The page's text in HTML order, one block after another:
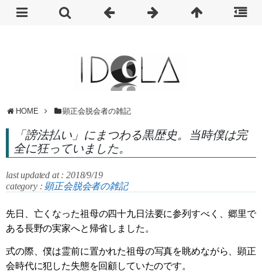
HOME 顕正会脱会者の雑記
「謗法払い」にまつわる黒歴史。当時僕は完
全に狂っていました。
last updated at : 2018/9/19
category : 顕正会脱会者の雑記
先日、亡くなった祖母の四十九日法要に参列すべく、郷里で
ある長野の実家へと帰省しました。
式の際、僕は霊前に置かれた祖母の写真を眺めながら、顕正
会時代に犯した失態を回顧していたのです。